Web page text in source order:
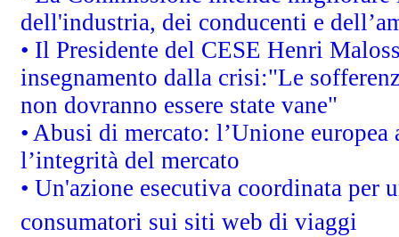
dell'industria, dei conducenti e
• Il Presidente del CESE Henri
insegnamento dalla crisi:"Le
non dovranno essere state vane"
• Abusi di mercato: l’Unione
l’integrità del mercato
• Un'azione esecutiva coordinata
consumatori sui siti web di viaggi